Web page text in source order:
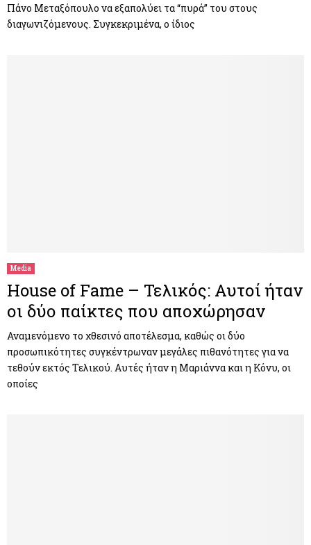
Πάνο Μεταξόπουλο να εξαπολύει τα “πυρά” του στους
διαγωνιζόμενους. Συγκεκριμένα, ο ίδιος
Media
House of Fame – Τελικός: Αυτοί ήταν
οι δύο παίκτες που αποχώρησαν
Αναμενόμενο το χθεσινό αποτέλεσμα, καθώς οι δύο
προσωπικότητες συγκέντρωναν μεγάλες πιθανότητες για να
τεθούν εκτός Τελικού. Αυτές ήταν η Μαριάννα και η Κόνυ, οι
οποίες